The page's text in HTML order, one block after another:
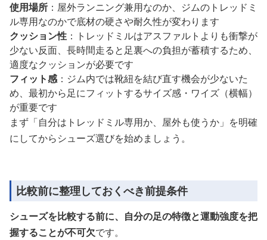
使用場所 ：屋外ランニング兼用なのか、ジムのトレッドミ
ル専用なのかで底材の硬さや耐久性が変わります
クッション性 ：トレッドミルはアスファルトよりも衝撃が
少ない反面、長時間走ると足裏への負担が蓄積するため、
適度なクッションが必要です
フィット感：ジム内では靴紐を結び直す機会が少ないた
め、最初から足にフィットするサイズ感・ワイズ（横幅）
が重要です
まず「自分はトレッドミル専用か、屋外も使うか」を明確
にしてからシューズ選びを始めましょう。
比較前に整理しておくべき前提条件
シューズを比較する前に、自分の足の特徴と運動強度を把
握することが不可欠です。